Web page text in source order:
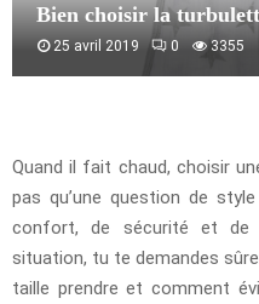
Bien choisir la
25 avril 2019 0 3355
Quand il fait chaud, choisir
pas qu’une question de
confort, de sécurité et
situation, tu te demandes
taille prendre et comment